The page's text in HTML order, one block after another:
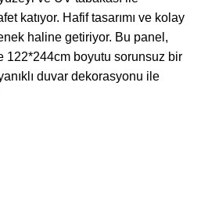
katıyor. Hafif tasarımı ve kolay
haline getiriyor. Bu panel,
122*244cm boyutu sorunsuz bir
duvar dekorasyonu ile